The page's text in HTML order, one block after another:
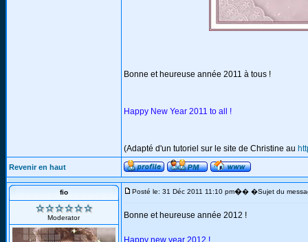
Bonne et heureuse année 2011 à tous !
Happy New Year 2011 to all !
(Adapté d'un tutoriel sur le site de Christine au
Revenir en haut
fio
Moderator
Posté le: 31 Déc 2011 11:10 pm�� �Sujet du
Bonne et heureuse année 2012 !
Happy new year 2012 !